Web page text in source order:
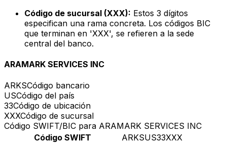
Código de sucursal (XXX): Estos 3 dígitos
especifican una rama concreta. Los códigos BIC
que terminan en 'XXX', se refieren a la sede
central del banco.
ARAMARK SERVICES INC
ARKSCódigo bancario
USCódigo del país
33Código de ubicación
XXXCódigo de sucursal
Código SWIFT/BIC para ARAMARK SERVICES INC
Código SWIFT
ARKSUS33XXX